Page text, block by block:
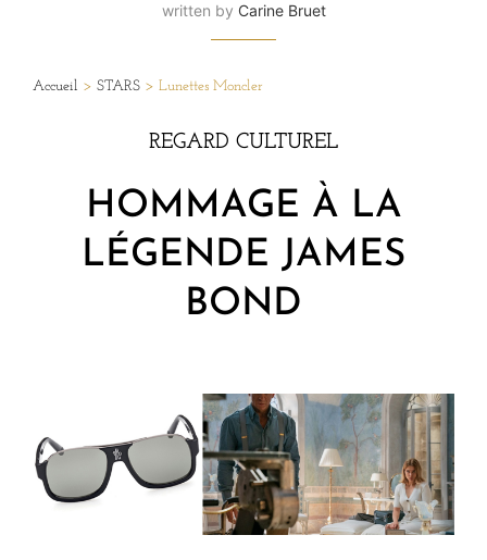
written by Carine Bruet
Accueil > STARS > Lunettes Moncler
REGARD CULTUREL
HOMMAGE À LA
LÉGENDE JAMES
BOND